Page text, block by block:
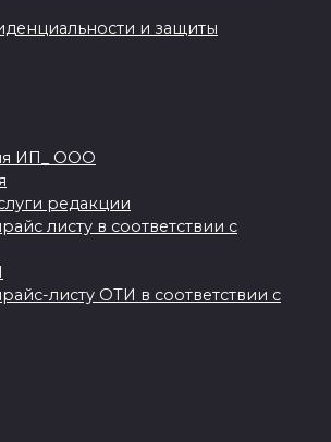
и защиты
ИП_ ООО
редакции
листу в соответствии с
листу ОТИ в соответствии с